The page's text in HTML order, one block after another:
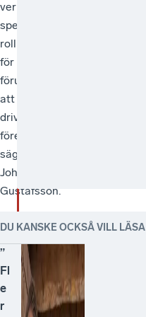
verkligen
spelar
roll
för
förutsättningarna
att
driva
företag,
säger
Johan
Gustafsson.
DU KANSKE OCKSÅ VILL LÄSA
”
Fl
e
r